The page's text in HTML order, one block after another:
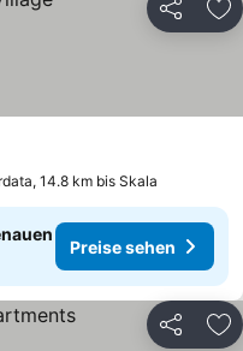
Teilen
14.8 km bis Skala
Preise sehen
Teilen